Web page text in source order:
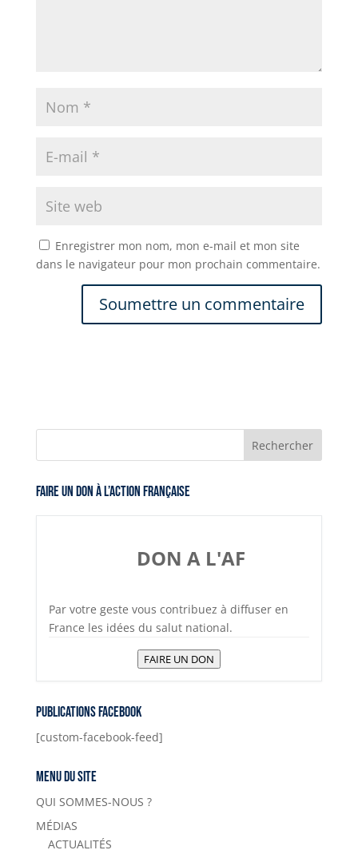
Enregistrer mon nom, mon e-mail et mon site
dans le navigateur pour mon prochain commentaire.
Faire un don à l’Action Française
DON A L'AF
Par votre geste vous contribuez à diffuser en
France les idées du salut national.
FAIRE UN DON
Publications Facebook
[custom-facebook-feed]
Menu du site
QUI SOMMES-NOUS ?
MÉDIAS
ACTUALITÉS